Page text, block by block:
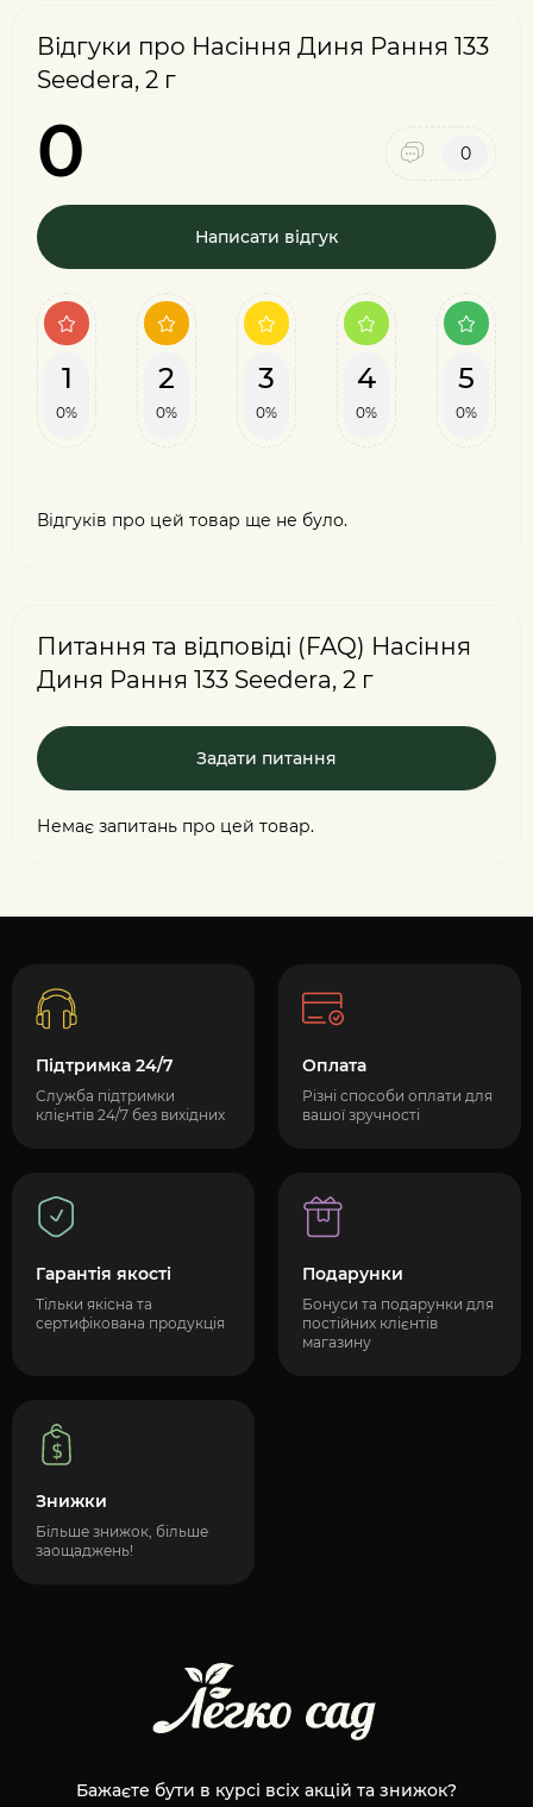
Відгуки про Насіння Диня Рання 133
Seedera, 2 г
0 0
Написати відгук
1
0%
2
0%
3
0%
4
0%
5
0%
Відгуків про цей товар ще не було.
Питання та відповіді (FAQ) Насіння
Диня Рання 133 Seedera, 2 г
Задати питання
Немає запитань про цей товар.
Підтримка 24/7
Служба підтримки
клієнтів 24/7 без вихідних
Оплата
Різні способи оплати для
вашої зручності
Гарантія якості
Тільки якісна та
сертифікована продукція
Подарунки
Бонуси та подарунки для
постійних клієнтів
магазину
Знижки
Більше знижок, більше
заощаджень!
Бажаєте бути в курсі всіх акцій та знижок?